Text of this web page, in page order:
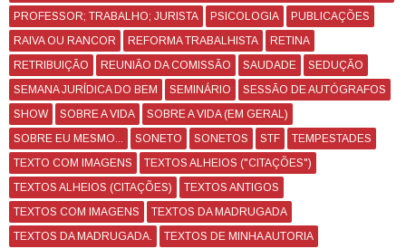
CONGRESSO
PROFESSOR; TRABALHO; JURISTA PSICOLOGIA
PUBLICAÇÕES
RAIVA OU RANCOR
REFORMA TRABALHISTA
RETINA
RETRIBUIÇÃO
REUNIÃO DA COMISSÃO SAUDADE
SEDUÇÃO
SEMANA JURÍDICA DO BEM
SEMINÁRIO
SESSÃO DE AUTÓGRAFOS
SHOW
SOBRE A VIDA
SOBRE A VIDA (EM GERAL)
SOBRE EU MESMO...
SONETO SONETOS STF
TEMPESTADES
TEXTO COM IMAGENS
TEXTOS ALHEIOS ("CITAÇÕES")
TEXTOS ALHEIOS (CITAÇÕES)
TEXTOS ANTIGOS
TEXTOS COM IMAGENS
TEXTOS DA MADRUGADA
TEXTOS DA MADRUGADA.
TEXTOS DE MINHA AUTORIA